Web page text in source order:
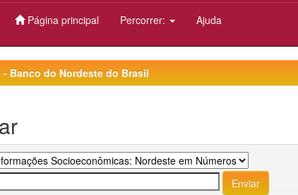
Página principal Percorrer: Ajuda
- Banco do Nordeste do Brasil